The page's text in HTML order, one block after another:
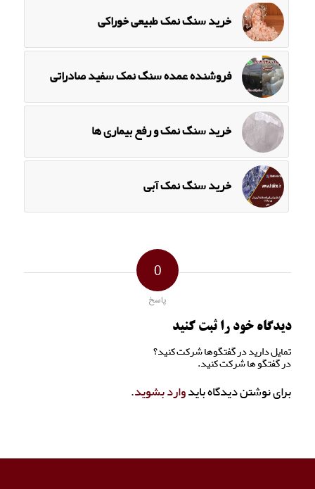
خرید سنگ نمک طبیعی خوراکی
فروشنده عمده سنگ نمک سفید صادراتی
خرید سنگ نمک و رفع بیماری ها
خرید سنگ نمک آبی
0
پاسخ
دیدگاه خود را ثبت کنید
تمایل دارید در گفتگوها شرکت کنید؟
در گفتگو ها شرکت کنید.
برای نوشتن دیدگاه بایدوارد بشوید.